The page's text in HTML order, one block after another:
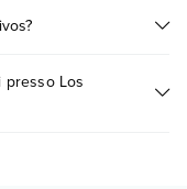
senza contatti.
sezione dedicata
consultare i
quando partire.
Los